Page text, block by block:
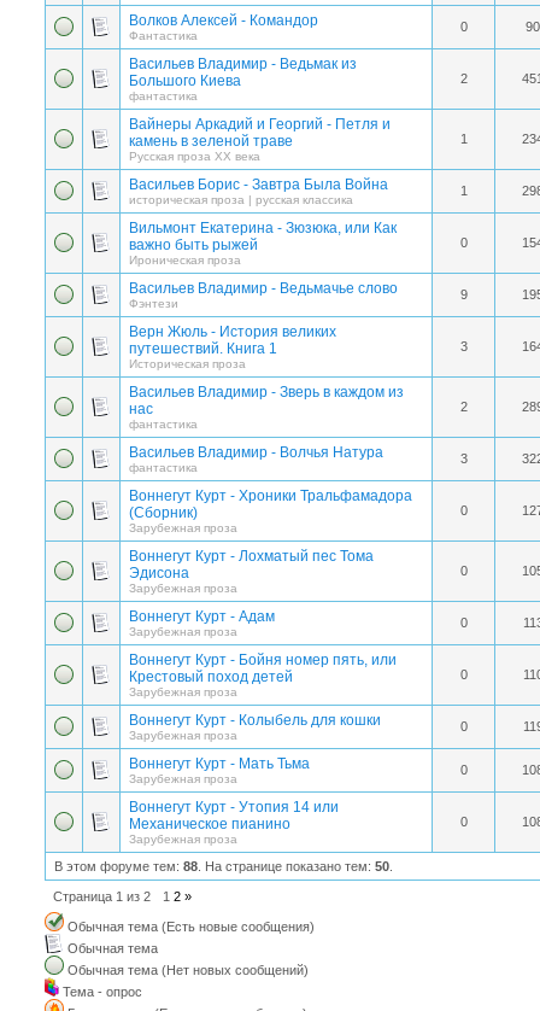
Волков Алексей - Командор
Фантастика
0
Васильев Владимир - Ведьмак из
Большого Киева
фантастика
2
Вайнеры Аркадий и Георгий - Петля и
камень в зеленой траве
Русская проза ХХ века
1
Васильев Борис - Завтра Была Война
историческая проза | русская классика
1
Вильмонт Екатерина - Зюзюка, или Как
важно быть рыжей
Ироническая проза
0
Васильев Владимир - Ведьмачье слово
Фэнтези
9
Верн Жюль - История великих
путешествий. Книга 1
Историческая проза
3
Васильев Владимир - Зверь в каждом из
нас
фантастика
2
Васильев Владимир - Волчья Натура
фантастика
3
Воннегут Курт - Хроники Тральфамадора
(Сборник)
Зарубежная проза
0
Воннегут Курт - Лохматый пес Тома
Эдисона
Зарубежная проза
0
Воннегут Курт - Адам
Зарубежная проза
0
Воннегут Курт - Бойня номер пять, или
Крестовый поход детей
Зарубежная проза
0
Воннегут Курт - Колыбель для кошки
Зарубежная проза
0
Воннегут Курт - Мать Тьма
Зарубежная проза
0
Воннегут Курт - Утопия 14 или
Механическое пианино
Зарубежная проза
0
В этом форуме тем: 88 . На странице показано тем: 50
Страница 1 из 2 1 2 »
Обычная тема (Есть новые сообщения)
Обычная тема
Обычная тема (Нет новых сообщений)
Тема - опрос